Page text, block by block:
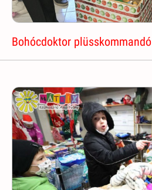
Bohócdoktor plüsskommandó